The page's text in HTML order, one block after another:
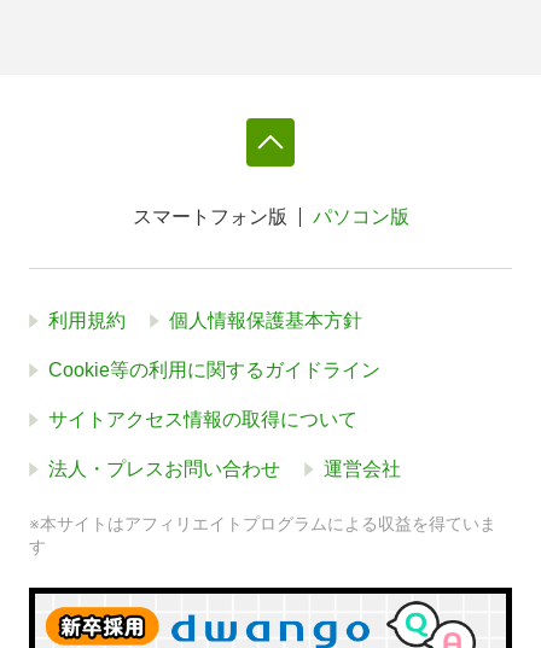
スマートフォン版 パソコン版
利用規約 個人情報保護基本方針
Cookie等の利用に関するガイドライン
サイトアクセス情報の取得について
法人・プレスお問い合わせ 運営会社
※本サイトはアフィリエイトプログラムによる収益を得ていま
す